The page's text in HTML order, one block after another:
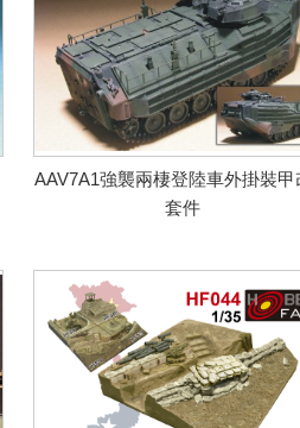
AAV7A1強襲兩棲登陸車外掛裝甲
套件